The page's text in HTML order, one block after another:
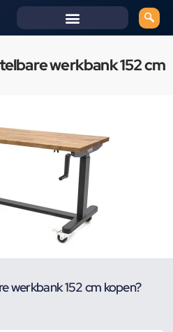
werkbank 152 cm
werkbank 152 cm kopen?